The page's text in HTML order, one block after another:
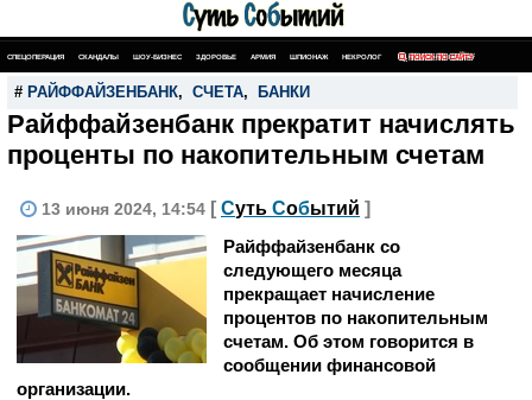
СПЕЦОПЕРАЦИЯ СКАНДАЛЫ ШОУ-БИЗНЕС ЗДОРОВЬЕ АРМИЯ ШПИОНАЖ НЕКРОЛОГ ПОИСК ПО САЙТУ
# РАЙФФАЙЗЕНБАНК, СЧЕТА, БАНКИ
Райффайзенбанк прекратит начислять
проценты по накопительным счетам
13 июня 2024, 14:54 [ Суть Событий ]
Райффайзенбанк со
следующего месяца
прекращает начисление
процентов по накопительным
счетам. Об этом говорится в
сообщении финансовой
организации.